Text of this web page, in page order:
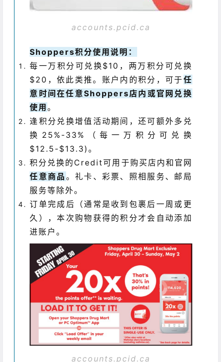
accounts.pcid.ca
Shoppers积分使用说明：
每一万积分可兑换$10，两万积分可兑换
$20，依此类推。账户内的积分，可于任
意时间在任意Shoppers店内或官网兑换
使用。
逢积分兑换增值活动期间，还可额外多兑
换25%-33%（每一万积分可兑换
$12.5-$13.3)。
积分兑换的Credit可用于购买店内和官网
任意商品 。礼卡、彩票、照相服务、邮局
服务等除外。
订单完成后（通常是收到包裹后一周或更
久），本次购物获得的积分才会自动添加
进账户。
accounts.pcid.ca